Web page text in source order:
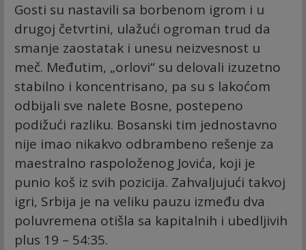
Gosti su nastavili sa borbenom igrom i u
drugoj četvrtini, ulažući ogroman trud da
smanje zaostatak i unesu neizvesnost u
meč. Međutim, „orlovi“ su delovali izuzetno
stabilno i koncentrisano, pa su s lakoćom
odbijali sve nalete Bosne, postepeno
podižući razliku. Bosanski tim jednostavno
nije imao nikakvo odbrambeno rešenje za
maestralno raspoloženog Jovića, koji je
punio koš iz svih pozicija. Zahvaljujući takvoj
igri, Srbija je na veliku pauzu između dva
poluvremena otišla sa kapitalnih i ubedljivih
plus 19 – 54:35.